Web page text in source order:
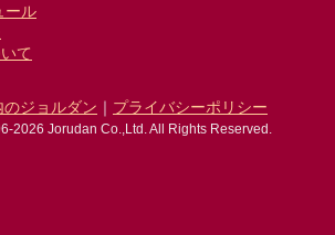
ール
て
のジョルダン ｜ プライバシーポリシー
2026 Jorudan Co.,Ltd. All Rights Reserved.